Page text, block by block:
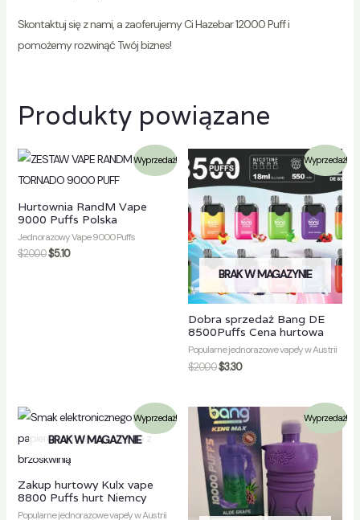
Skontaktuj się z nami, a zaoferujemy Ci Hazebar 12000 Puff i
pomożemy rozwinąć Twój biznes!
Produkty powiązane
Wyprzedaż!
Hurtownia RandM Vape
9000 Puffs Polska
Jednorazowy Vape 9000 Puffs
$20.00$5.10
Wyprzedaż!
BRAK W MAGAZYNIE
Dobra sprzedaż Bang DE
8500Puffs Cena hurtowa
Popularne jednorazowe vape'y w Austrii
$20.00$3.30
Wyprzedaż!
BRAK W MAGAZYNIE
Zakup hurtowy Kulx vape
8800 Puffs hurt Niemcy
Popularne jednorazowe vape'y w Austrii
Wyprzedaż!